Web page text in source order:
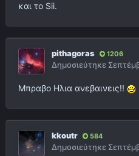
και το Sii.
pithagoras 1206
Δημοσιεύτηκε
Μπραβο Ηλια ανεβαινεις!!
kkoutr 584
Δημοσιεύτηκε